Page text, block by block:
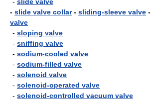
- slide valve
- slide valve collar- sliding-sleeve valve -
valve
- sloping valve
- sniffing valve
- sodium-cooled valve
- sodium-filled valve
- solenoid valve
- solenoid-operated valve
- solenoid-controlled vacuum valve